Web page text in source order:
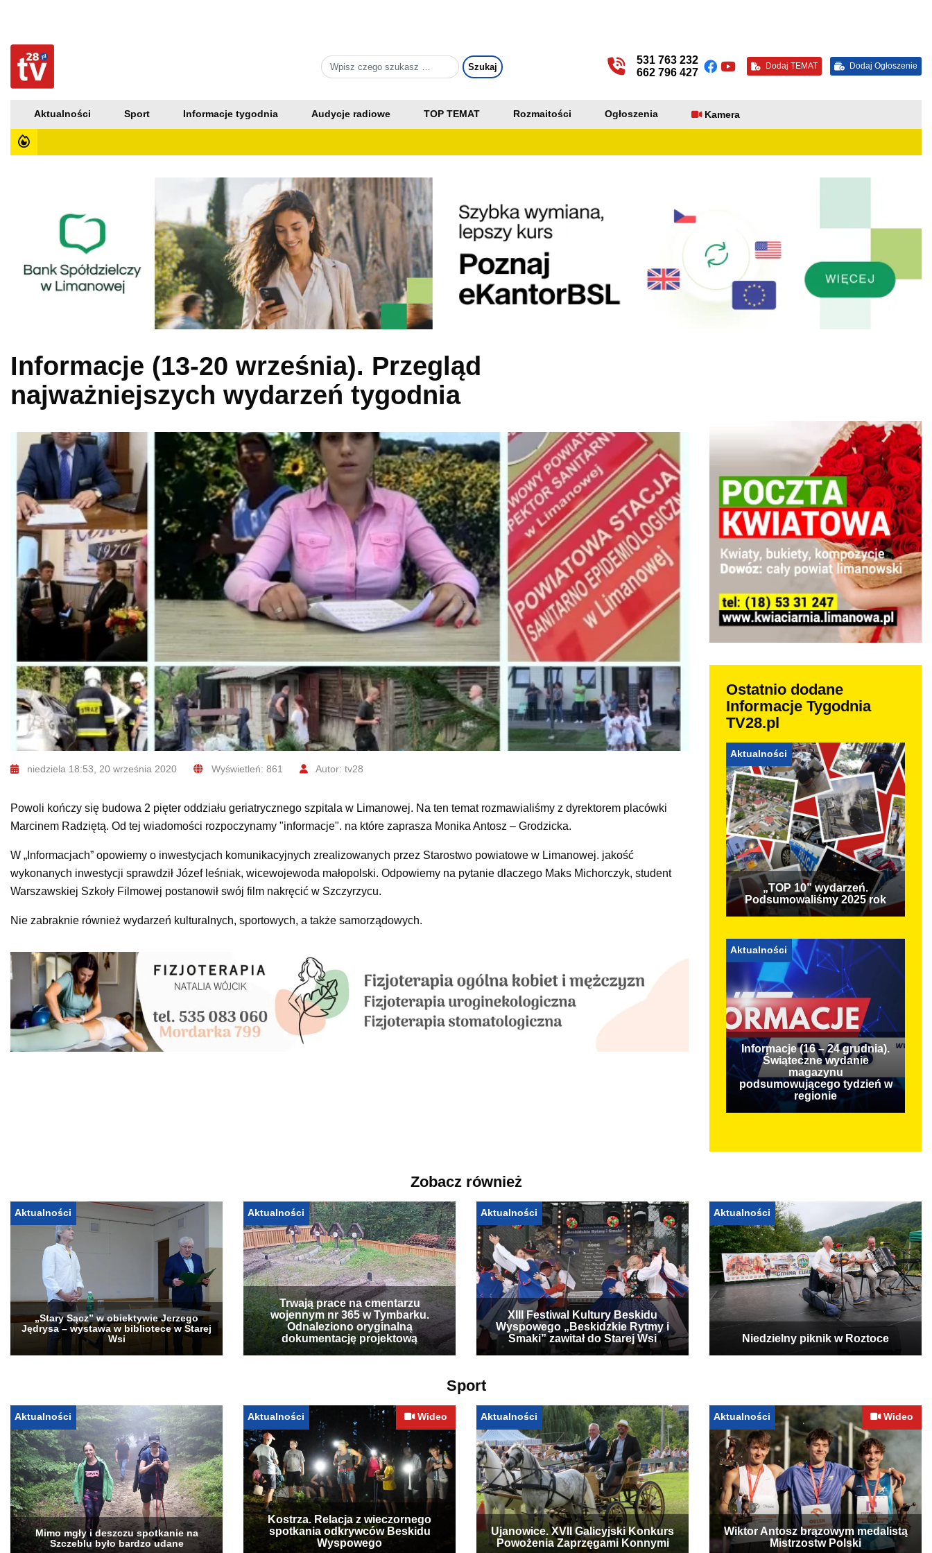
531 763 232
662 796 427
Dodaj TEMAT Dodaj Ogłoszenie
Aktualności Sport Informacje tygodnia Audycje radiowe TOP TEMAT Rozmaitości Ogłoszenia Kamera
Informacje (13-20 września). Przegląd
najważniejszych wydarzeń tygodnia
niedziela 18:53, 20 września 2020 Wyświetleń: 861 Autor: tv28
Powoli kończy się budowa 2 pięter oddziału geriatrycznego szpitala w Limanowej. Na ten temat rozmawialiśmy z dyrektorem placówki
Marcinem Radziętą. Od tej wiadomości rozpoczynamy "informacje". na które zaprasza Monika Antosz – Grodzicka.
W „Informacjach” opowiemy o inwestycjach komunikacyjnych zrealizowanych przez Starostwo powiatowe w Limanowej. jakość
wykonanych inwestycji sprawdził Józef leśniak, wicewojewoda małopolski. Odpowiemy na pytanie dlaczego Maks Michorczyk, student
Warszawskiej Szkoły Filmowej postanowił swój film nakręcić w Szczyrzycu.
Nie zabraknie również wydarzeń kulturalnych, sportowych, a także samorządowych.
Ostatnio dodane
Informacje Tygodnia
TV28.pl
Aktualności
„TOP 10” wydarzeń.
Podsumowaliśmy 2025 rok
Aktualności
Informacje (16 – 24 grudnia).
Świąteczne wydanie
magazynu
podsumowującego tydzień w
regionie
Zobacz również
Aktualności
„Stary Sącz” w obiektywie Jerzego
Jędrysa – wystawa w bibliotece w Starej
Wsi
Aktualności
Trwają prace na cmentarzu
wojennym nr 365 w Tymbarku.
Odnaleziono oryginalną
dokumentację projektową
Aktualności
XIII Festiwal Kultury Beskidu
Wyspowego „Beskidzkie Rytmy i
Smaki” zawitał do Starej Wsi
Aktualności
Niedzielny piknik w Roztoce
Sport
Aktualności
Mimo mgły i deszczu spotkanie na
Szczeblu było bardzo udane
Aktualności Wideo
Kostrza. Relacja z wieczornego
spotkania odkrywców Beskidu
Wyspowego
Aktualności
Ujanowice. XVII Galicyjski Konkurs
Powożenia Zaprzęgami Konnymi
Aktualności Wideo
Wiktor Antosz brązowym medalistą
Mistrzostw Polski